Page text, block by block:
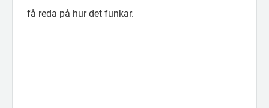
få reda på hur det funkar.